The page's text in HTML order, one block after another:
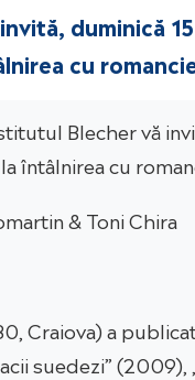
duminică
cu
Blecher vă
întâlnirea cu
& Toni Chira
Craiova) a
suedezi”